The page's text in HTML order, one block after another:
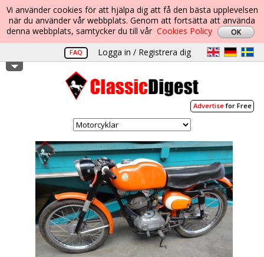
Vi använder cookies för att hjälpa dig att få den bästa upplevelsen
när du använder vår webbplats. Genom att fortsätta att använda
denna webbplats, samtycker du till vår Cookies Policy
FAQ Logga in / Registrera dig
Advertisefor Free